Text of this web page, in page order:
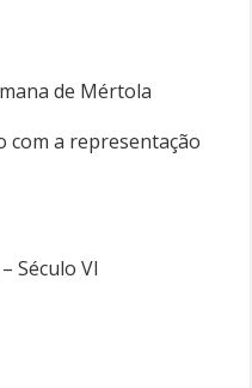
de Mértola
com a representação
– Século VI